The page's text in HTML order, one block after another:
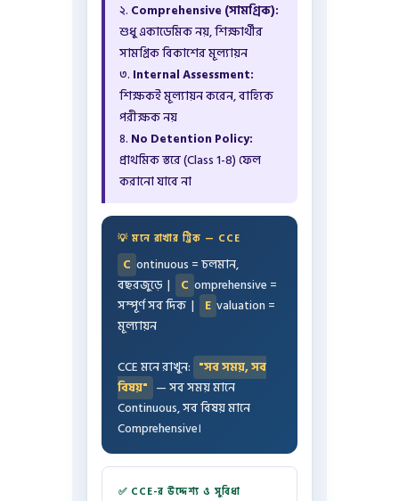
২. Comprehensive (সামগ্রিক):
শুধু একাডেমিক নয়, শিক্ষার্থীর
সামগ্রিক বিকাশের মূল্যায়ন
৩. Internal Assessment:
শিক্ষকই মূল্যায়ন করেন, বাহ্যিক
পরীক্ষক নয়
৪. No Detention Policy:
প্রাথমিক স্তরে (Class 1-8) ফেল
করানো যাবে না
💡 মনে রাখার ট্রিক — CCE
C ontinuous = চলমান,
বছরজুড়ে |
C omprehensive =
সম্পূর্ণ সব দিক |
E valuation =
মূল্যায়ন
CCE মনে রাখুন: "সব সময়, সব
বিষয়" — সব সময় মানে
Continuous, সব বিষয় মানে
Comprehensive।
✅ CCE-র উদ্দেশ্য ও সুবিধা